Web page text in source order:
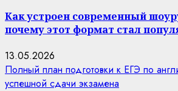
Как устроен современный
почему этот формат стал
13.05.2026
Полный план подготовки к ЕГЭ по
успешной сдачи экзамена